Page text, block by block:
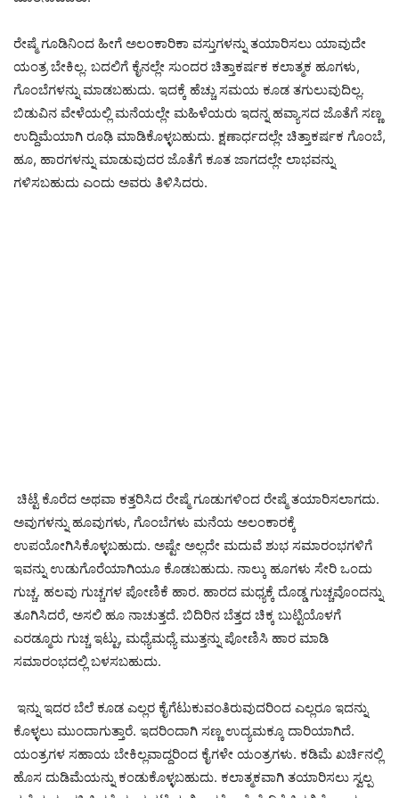
ರೇಷ್ಮೆ ಗೂಡಿನಿಂದ ಹೀಗೆ ಅಲಂಕಾರಿಕಾ ವಸ್ತುಗಳನ್ನು ತಯಾರಿಸಲು ಯಾವುದೇ
ಯಂತ್ರ ಬೇಕಿಲ್ಲ. ಬದಲಿಗೆ ಕೈನಲ್ಲೇ ಸುಂದರ ಚಿತ್ತಾಕರ್ಷಕ ಕಲಾತ್ಮಕ ಹೂಗಳು,
ಗೊಂಬೆಗಳನ್ನು ಮಾಡಬಹುದು. ಇದಕ್ಕೆ ಹೆಚ್ಚು ಸಮಯ ಕೂಡ ತಗುಲುವುದಿಲ್ಲ.
ಬಿಡುವಿನ ವೇಳೆಯಲ್ಲಿ ಮನೆಯಲ್ಲೇ ಮಹಿಳೆಯರು ಇದನ್ನ ಹವ್ಯಾಸದ ಜೊತೆಗೆ ಸಣ್ಣ
ಉದ್ದಿಮೆಯಾಗಿ ರೂಢಿ ಮಾಡಿಕೊಳ್ಳಬಹುದು. ಕ್ಷಣಾರ್ಧದಲ್ಲೇ ಚಿತ್ತಾಕರ್ಷಕ ಗೊಂಬೆ,
ಹೂ, ಹಾರಗಳನ್ನು ಮಾಡುವುದರ ಜೊತೆಗೆ ಕೂತ ಜಾಗದಲ್ಲೇ ಲಾಭವನ್ನು
ಗಳಿಸಬಹುದು ಎಂದು ಅವರು ತಿಳಿಸಿದರು.
ಚಿಟ್ಟೆ ಕೊರೆದ ಅಥವಾ ಕತ್ತರಿಸಿದ ರೇಷ್ಮೆ ಗೂಡುಗಳಿಂದ ರೇಷ್ಮೆ ತಯಾರಿಸಲಾಗದು.
ಅವುಗಳನ್ನು ಹೂವುಗಳು, ಗೊಂಬೆಗಳು ಮನೆಯ ಅಲಂಕಾರಕ್ಕೆ
ಉಪಯೋಗಿಸಿಕೊಳ್ಳಬಹುದು. ಅಷ್ಟೇ ಅಲ್ಲದೇ ಮದುವೆ ಶುಭ ಸಮಾರಂಭಗಳಿಗೆ
ಇವನ್ನು ಉಡುಗೊರೆಯಾಗಿಯೂ ಕೊಡಬಹುದು. ನಾಲ್ಕು ಹೂಗಳು ಸೇರಿ ಒಂದು
ಗುಚ್ಚ. ಹಲವು ಗುಚ್ಚಗಳ ಪೋಣಿಕೆ ಹಾರ. ಹಾರದ ಮಧ್ಯಕ್ಕೆ ದೊಡ್ಡ ಗುಚ್ಚವೊಂದನ್ನು
ತೂಗಿಸಿದರೆ, ಅಸಲಿ ಹೂ ನಾಚುತ್ತದೆ. ಬಿದಿರಿನ ಬೆತ್ತದ ಚಿಕ್ಕ ಬುಟ್ಟಿಯೊಳಗೆ
ಎರಡ್ಮೂರು ಗುಚ್ಚ ಇಟ್ಟು, ಮಧ್ಯೆಮಧ್ಯೆ ಮುತ್ತನ್ನು ಪೋಣಿಸಿ ಹಾರ ಮಾಡಿ
ಸಮಾರಂಭದಲ್ಲಿ ಬಳಸಬಹುದು.
ಇನ್ನು ಇದರ ಬೆಲೆ ಕೂಡ ಎಲ್ಲರ ಕೈಗೆಟುಕುವಂತಿರುವುದರಿಂದ ಎಲ್ಲರೂ ಇದನ್ನು
ಕೊಳ್ಳಲು ಮುಂದಾಗುತ್ತಾರೆ. ಇದರಿಂದಾಗಿ ಸಣ್ಣ ಉದ್ಯಮಕ್ಕೂ ದಾರಿಯಾಗಿದೆ.
ಯಂತ್ರಗಳ ಸಹಾಯ ಬೇಕಿಲ್ಲವಾದ್ದರಿಂದ ಕೈಗಳೇ ಯಂತ್ರಗಳು. ಕಡಿಮೆ ಖರ್ಚಿನಲ್ಲಿ
ಹೊಸ ದುಡಿಮೆಯನ್ನು ಕಂಡುಕೊಳ್ಳಬಹುದು. ಕಲಾತ್ಮಕವಾಗಿ ತಯಾರಿಸಲು ಸ್ವಲ್ಪ